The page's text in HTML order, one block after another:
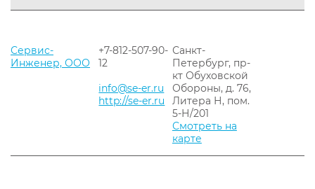
Сервис-
Инженер, ООО
+7-812-507-90-
12
info@se-er.ru
http://se-er.ru
Санкт-
Петербург, пр-
кт Обуховской
Обороны, д. 76,
Литера Н, пом.
5-Н/201
Смотреть на
карте